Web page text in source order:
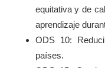
equitativa y de
aprendizaje
ODS 10:
países.